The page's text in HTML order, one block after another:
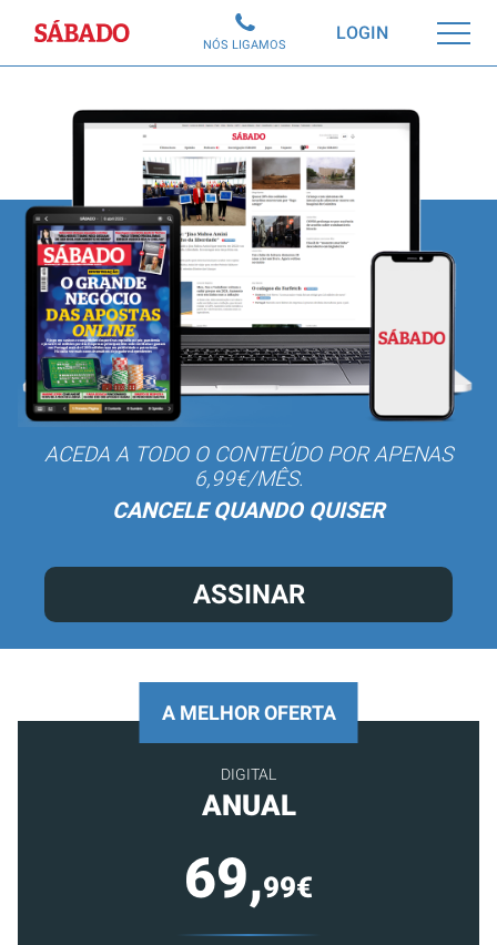
Sábado LOGIN
NÓS LIGAMOS
ACEDA A TODO O CONTEÚDO POR APENAS
6,99€/MÊS.
CANCELE QUANDO QUISER
ASSINAR
A MELHOR OFERTA
DIGITAL
ANUAL
69,99€